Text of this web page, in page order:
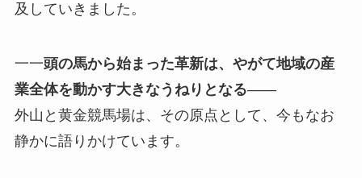
及していきました。
一一頭の馬から始まった革新は、やがて地域の産
業全体を動かす大きなうねりとなる——
外山と黄金競馬場は、その原点として、今もなお
静かに語りかけています。